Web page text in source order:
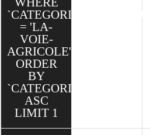
`CATEGORIE`.`SEO_SLUG`
= 'LA-
VOIE-
AGRICOLE'
ORDER
BY
`CATEGORIE`.`ORDRE`
ASC
LIMIT 1